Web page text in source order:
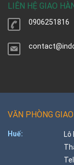
LIÊN HỆ GIAO
0906251816
VĂN PHÒNG
Huế:
Lô